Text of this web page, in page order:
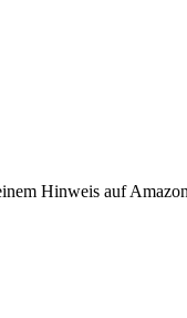
Hinweis auf